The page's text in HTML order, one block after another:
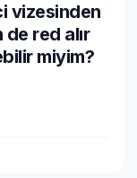
vizesinden
red alır
miyim?